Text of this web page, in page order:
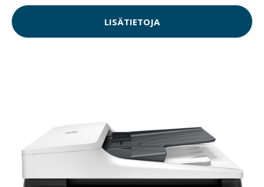
LISÄTIETOJA